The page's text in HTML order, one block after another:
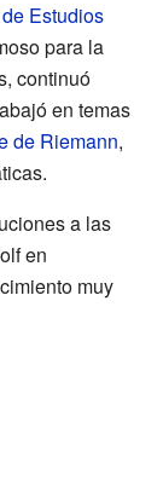
Estudios
para la
continuó
en temas
de Riemann,
a las
en
muy